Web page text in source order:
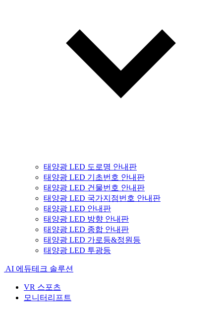
태양광 LED 도로명 안내판
태양광 LED 기초번호 안내판
태양광 LED 건물번호 안내판
태양광 LED 국가지점번호 안내판
태양광 LED 안내판
태양광 LED 방향 안내판
태양광 LED 종합 안내판
태양광 LED 가로등&정원등
태양광 LED 투광등
AI 에듀테크 솔루션
VR 스포츠
모니터리프트